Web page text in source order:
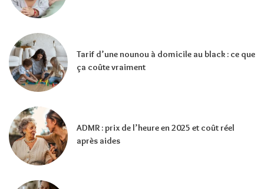
Tarif d’une nounou à domicile au black : ce que
ça coûte vraiment
ADMR : prix de l’heure en 2025 et coût réel
après aides